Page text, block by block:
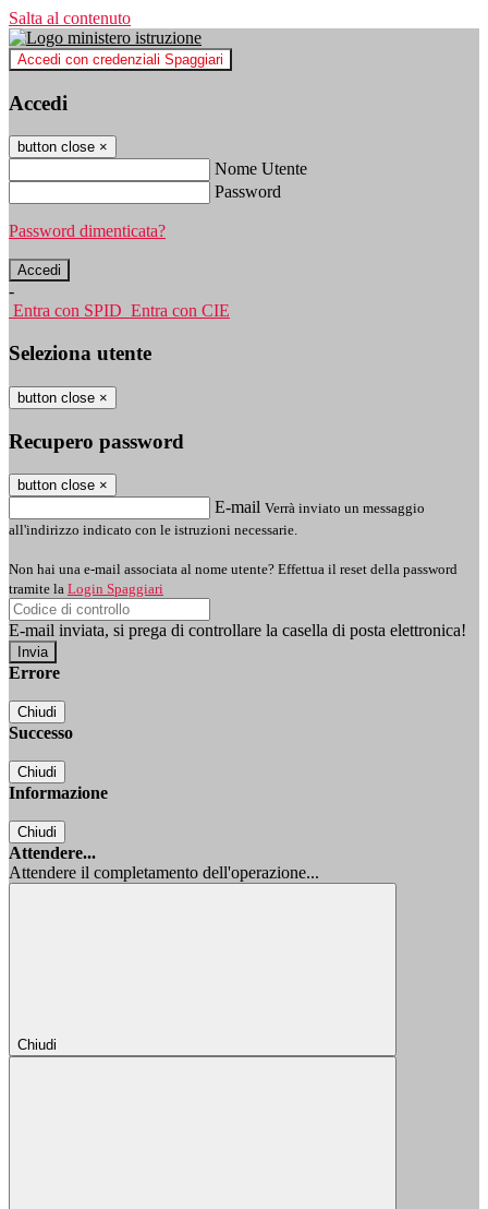
Salta al contenuto
Accedi con credenziali Spaggiari
Accedi
button close ×
Nome Utente
Password
Password dimenticata?
-
Entra con SPID Entra con CIE
Seleziona utente
button close ×
Recupero password
button close ×
E-mail Verrà inviato un messaggio
all'indirizzo indicato con le istruzioni necessarie.
Non hai una e-mail associata al nome utente? Effettua il reset della password
tramite la Login Spaggiari
E-mail inviata, si prega di controllare la casella di posta elettronica!
Errore
Chiudi
Successo
Chiudi
Informazione
Chiudi
Attendere...
Attendere il completamento dell'operazione...
Chiudi